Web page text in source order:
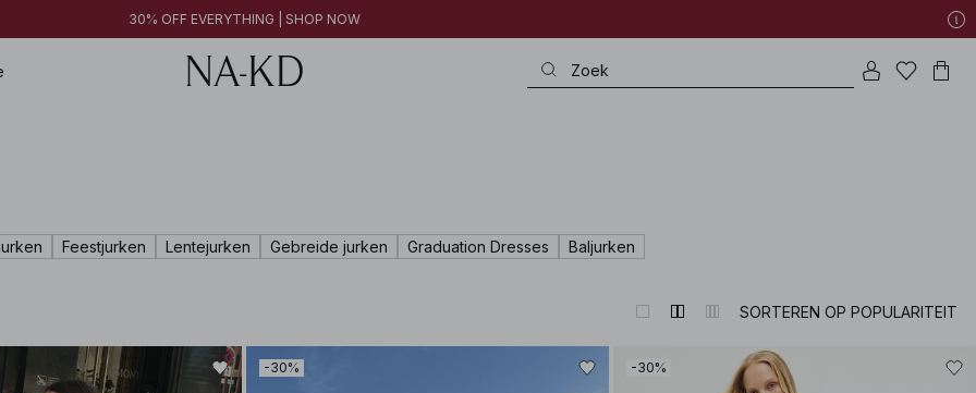
FINAL SALE | SHOP NOW
FINAL SALE | SHOP NOW
30% OFF EVERYTHING | SHOP NOW
Feestjurken Lentejurken Gebreide jurken Graduation Dresses Baljurken
SORTEREN OP POPULARITEIT
-30% -30%